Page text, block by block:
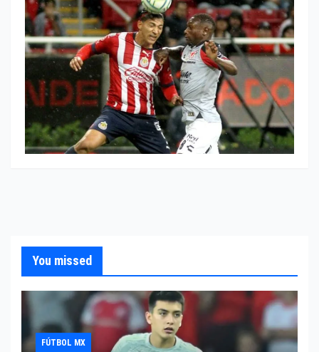
You missed
FÚTBOL MX